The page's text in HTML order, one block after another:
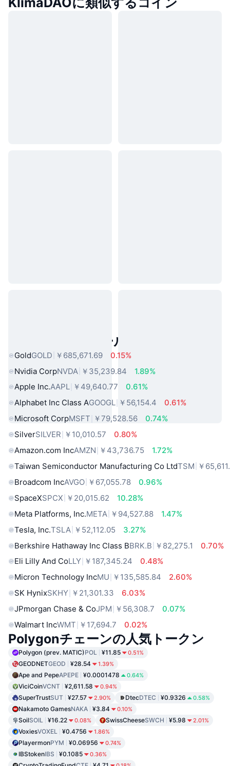
人気のリアルワールドアセット
GoldGOLD ￥685,671.69
0.15%
Nvidia CorpNVDA ￥35,239.84
1.89%
Apple Inc.AAPL ￥49,640.77
0.61%
Alphabet Inc Class AGOOGL ￥56,154.4
0.61%
Microsoft CorpMSFT ￥79,528.56
0.74%
SilverSILVER ￥10,010.57
0.80%
Amazon.com IncAMZN ￥43,736.75
1.72%
Taiwan Semiconductor Manufacturing Co LtdTSM ￥
Broadcom IncAVGO ￥67,055.78
0.96%
SpaceXSPCX ￥20,015.62
10.28%
Meta Platforms, Inc.META ￥94,527.88
1.47%
Tesla, Inc.TSLA ￥52,112.05
3.27%
Berkshire Hathaway Inc Class BBRK.B ￥82,275.1
0.70%
Eli Lilly And CoLLY ￥187,345.24
0.48%
Micron Technology IncMU ￥135,585.84
2.60%
SK HynixSKHY ￥21,301.33
6.03%
JPmorgan Chase & CoJPM ￥56,308.7
0.07%
Walmart IncWMT ￥17,694.7 0.02%
Polygonチェーンの人気トークン
Polygon (prev. MATIC)POL ¥11.85 0.51%
GEODNETGEOD ¥28.54 1.39%
Ape and PepeAPEPE ¥0.0001478 0.64%
ViciCoinVCNT ¥2,611.58 0.94%
SuperTrustSUT ¥27.57 2.90% DtecDTEC ¥0.9326 0.58%
Nakamoto GamesNAKA ¥3.84 0.10%
SoilSOIL ¥16.22 0.08% SwissCheeseSWCH ¥5.98 2.01%
VoxiesVOXEL ¥0.4756 1.86%
PlayermonPYM ¥0.06956 0.74%
IBStokenIBS ¥0.1085 0.36%